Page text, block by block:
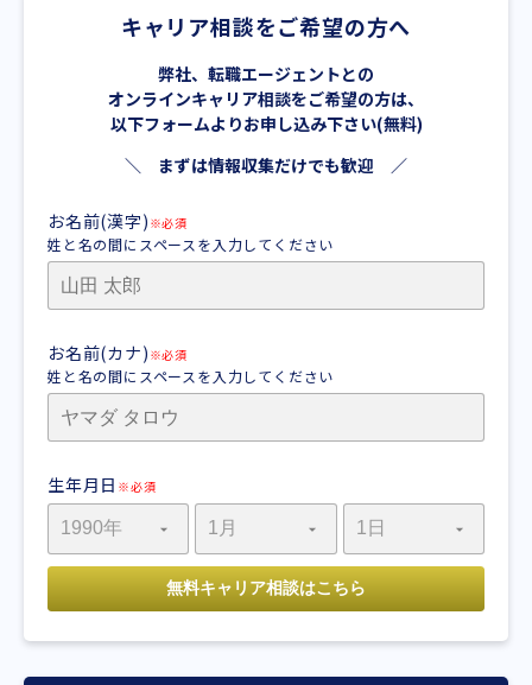
キャリア相談をご希望の方へ
弊社、転職エージェントとの
オンラインキャリア相談をご希望の方は、
以下フォームよりお申し込み下さい(無料)
＼ まずは情報収集だけでも歓迎 ／
お名前(漢字) ※必須
姓と名の間にスペースを入力してください
お名前(カナ) ※必須
姓と名の間にスペースを入力してください
生年月日 ※必須